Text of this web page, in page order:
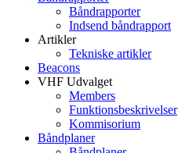
Båndrapporter
Indsend båndrapport
Artikler
Tekniske artikler
Beacons
VHF Udvalget
Members
Funktionsbeskrivelser
Kommisorium
Båndplaner